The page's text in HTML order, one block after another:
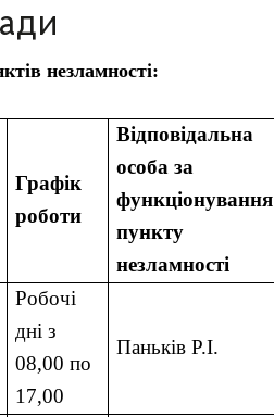
незламності:
Графік
роботи
Відповідальна
особа за
функціонування
пункту
незламності
Робочі
дні з
08,00 по
17,00
Паньків Р.І.